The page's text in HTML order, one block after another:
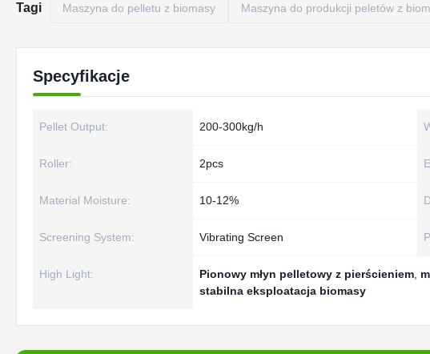
Tagi Maszyna do pelletu z biomasy Maszyna do produkcji peletów z
Specyfikacje
Pellet Output: 200-300kg/h
Roller: 2pcs
Material Moisture: 10-12%
Screening System: Vibrating Screen
High Light: Pionowy młyn pelletowy z pierścieniem
stabilna eksploatacja biomasy